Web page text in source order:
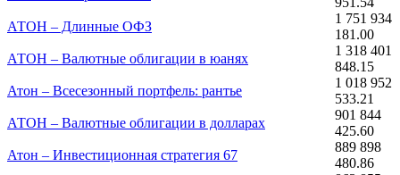
АТОН – Длинные ОФЗ
1 751 934
181.00
АТОН – Валютные облигации в юанях
1 318 401
848.15
Атон – Всесезонный портфель: рантье
1 018 952
533.21
АТОН – Валютные облигации в долларах
901 844
425.60
Атон – Инвестиционная стратегия 67
889 898
480.86